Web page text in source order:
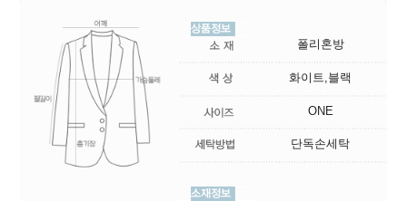
폴리혼방
화이트,블랙
ONE
단독손세탁